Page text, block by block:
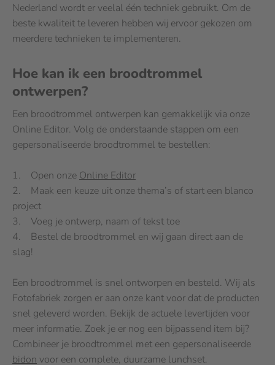
Nederland wordt er veelal één techniek gebruikt. Om de
beste kwaliteit te leveren hebben wij ervoor gekozen om
meerdere technieken te implementeren.
Hoe kan ik een broodtrommel
ontwerpen?
Een broodtrommel ontwerpen kan gemakkelijk via onze
Online Editor. Volg de onderstaande stappen om een
gepersonaliseerde broodtrommel te bestellen:
1. Open onze Online Editor
2. Maak een keuze uit onze thema’s of start een blanco
project
3. Voeg je ontwerp, naam of tekst toe
4. Bestel de broodtrommel en wij gaan direct aan de
slag!
Een broodtrommel is snel ontworpen en besteld. Wij als
Fotofabriek zorgen er aan onze kant voor dat de producten
snel geleverd worden. Bekijk de actuele levertijden voor
meer informatie. Zoek je er nog een bijpassend item bij?
Combineer je broodtrommel met een gepersonaliseerde
bidon voor een complete, duurzame lunchset.